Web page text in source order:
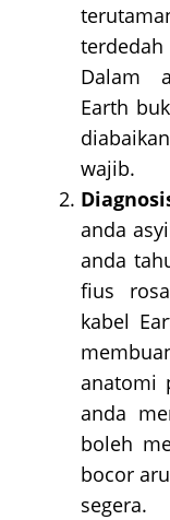
Dalam
Earth
wajib.
anda
anda
fius
kabel
anatomi
anda
boleh
bocor
segera.